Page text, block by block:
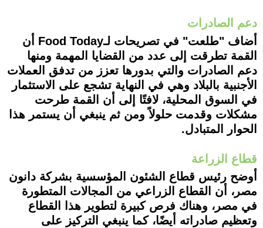
دعم الصادرات
أضاف "طلعت" في تصريحات لـFood Today أن
القمة تطرقت إلى عدد من القضايا المهمة ومنها
دعم الصادرات والتي بدورها تعزز من تدفق العملات
الأجنبية بالبلاد وهي في النهاية تشجع على الاستثمار
في السوق المحلية، لافتًا إلى أن القمة طرحت
مشكلات وقدمت حلولاً ومن ثم ينبغي أن يستمر هذا
الحوار المتبادل.
قطاع الزراعة
أوضح رئيس قطاع الشئون المؤسسية بشركة دانون
مصر، أن القطاع الزراعي من المجالات المتطورة
في مصر، وهناك فرص كبيرة لتطوير هذا القطاع
وتعظيم صادراته أيضًا، كما ينبغي التركيز على